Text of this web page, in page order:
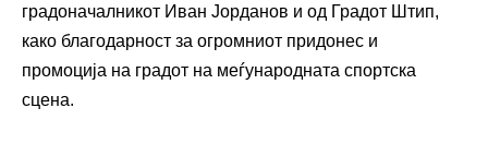
градоначалникот Иван Јорданов и од Градот Штип,
како благодарност за огромниот придонес и
промоција на градот на меѓународната спортска
сцена.